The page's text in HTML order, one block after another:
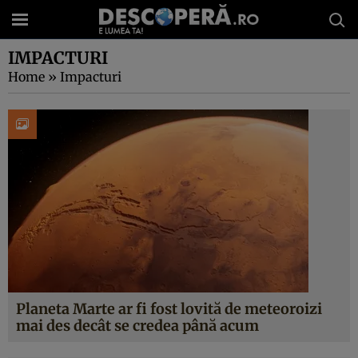
IMPACTURI
Home » Impacturi
Planeta Marte ar fi fost lovită de meteoroizi
mai des decât se credea până acum